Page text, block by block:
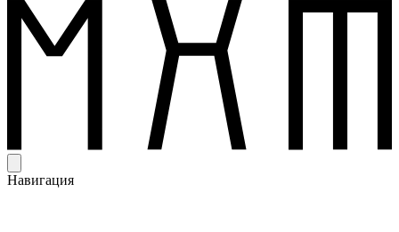
Навигация